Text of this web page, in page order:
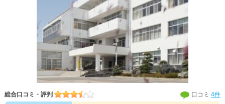
総合口コミ・評判 口コミ4件